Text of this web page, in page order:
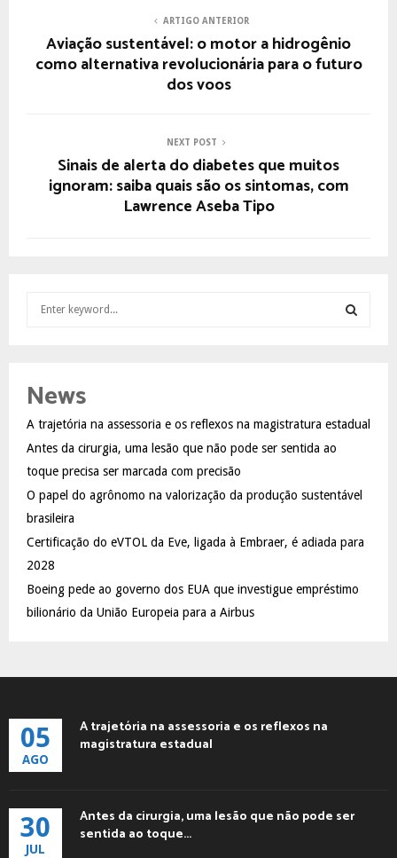
ARTIGO ANTERIOR
Aviação sustentável: o motor a hidrogênio
como alternativa revolucionária para o futuro
dos voos
NEXT POST
Sinais de alerta do diabetes que muitos
ignoram: saiba quais são os sintomas, com
Lawrence Aseba Tipo
h
o
r
:
A
C
News
A trajetória na assessoria e os reflexos na magistratura estadual
Antes da cirurgia, uma lesão que não pode ser sentida ao
toque precisa ser marcada com precisão
O papel do agrônomo na valorização da produção sustentável
brasileira
Certificação do eVTOL da Eve, ligada à Embraer, é adiada para
2028
Boeing pede ao governo dos EUA que investigue empréstimo
bilionário da União Europeia para a Airbus
05
AGO
A trajetória na assessoria e os reflexos na
magistratura estadual
30
JUL
Antes da cirurgia, uma lesão que não pode ser
sentida ao toque...